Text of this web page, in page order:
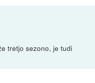
tretjo sezono, je tudi